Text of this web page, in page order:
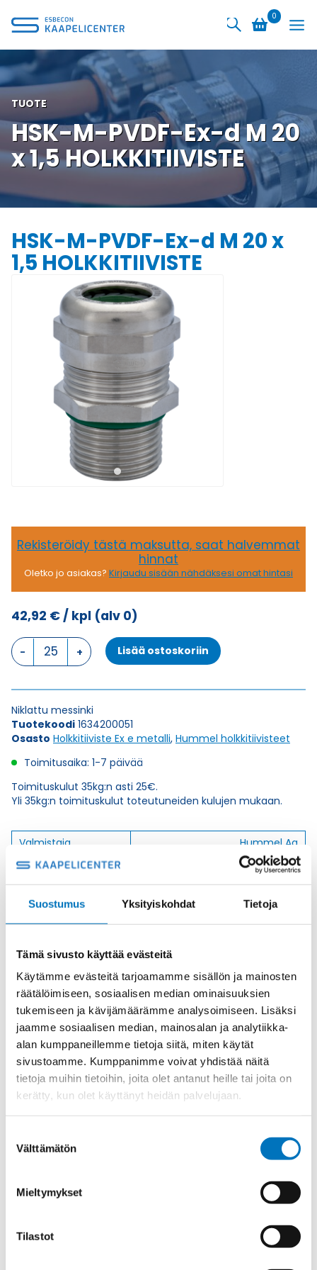
Suostumus Yksityiskohdat Tietoja
Tämä sivusto käyttää evästeitä
Käytämme evästeitä tarjoamamme sisällön ja mainosten
räätälöimiseen, sosiaalisen median ominaisuuksien
tukemiseen ja kävijämäärämme analysoimiseen. Lisäksi
jaamme sosiaalisen median, mainosalan ja analytiikka-
alan kumppaneillemme tietoja siitä, miten käytät
sivustoamme. Kumppanimme voivat yhdistää näitä
tietoja muihin tietoihin, joita olet antanut heille tai joita on
kerätty, kun olet käyttänyt heidän palvelujaan.
valinta
Välttämätön
Mieltymykset
Tilastot
sisältöön
0
TUOTE
HSK-M-PVDF-Ex-d M 20
x 1,5 HOLKKITIIVISTE
HSK-M-PVDF-Ex-d M 20 x
1,5 HOLKKITIIVISTE
Rekisteröidy tästä maksutta, saat halvemmat
hinnat
Oletko jo asiakas? Kirjaudu sisään nähdäksesi omat hintasi
42,92 €/ kpl (alv 0)
HSK-
M-
Ex-
M
20
x
1,5
määrä
Lisää ostoskoriin
Niklattu messinki
Tuotekoodi 1634200051
Osasto Holkkitiiviste Ex e metalli, Hummel holkkitiivisteet
Toimitusaika: 1-7 päivää
Toimituskulut 35kg:n asti 25€.
Yli 35kg:n toimituskulut toteutuneiden kulujen mukaan.
Valmistaja
Hummel Ag
Korkeus H
25
Kierteen Pituus Gl
16
HSK-M-PVDF-Ex-d
Materiaali
Kierre
Metr.
Ulkokierre Ag
M 20 x 1,5
Normen
RoHS;M
Max [C]
130
Käyttölämpötila
'-20°C to +130°C
Kotelointiluokka
IP 68 – 10 bar;IP 69 K
Ex-suojaus Taso
II 1D Ex ta IIIC Da;II 2G Ex db IIC Gb
GL;ATEX;EAC;INMETRO;IECEx